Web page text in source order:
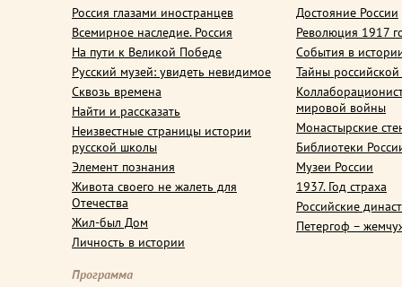
Россия глазами иностранцев
Всемирное наследие. Россия
На пути к Великой Победе
Русский музей: увидеть невидимое
Сквозь времена
Найти и рассказать
Неизвестные страницы истории
русской школы
Элемент познания
Живота своего не жалеть для
Отечества
Жил-был Дом
Личность в истории
Достояние России
Революция 1917
События в
Тайны
мировой войны
Монастырские
Библиотеки
Музеи России
1937. Год страха
Российские
Петергоф –
Программа